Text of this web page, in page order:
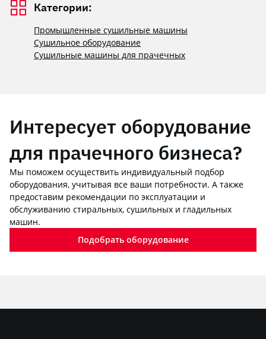
Категории:
Промышленные сушильные машины
Сушильное оборудование
Сушильные машины для прачечных
Интересует оборудование
для прачечного бизнеса?
Мы поможем осуществить индивидуальный подбор
оборудования, учитывая все ваши потребности. А также
предоставим рекомендации по эксплуатации и
обслуживанию стиральных, сушильных и гладильных
машин.
Подобрать оборудование